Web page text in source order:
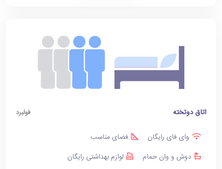
اتاق دوتخته فولبرد
وای فای رایگان
فضای مناسب
دوش و وان حمام
لوازم بهداشتی رایگان